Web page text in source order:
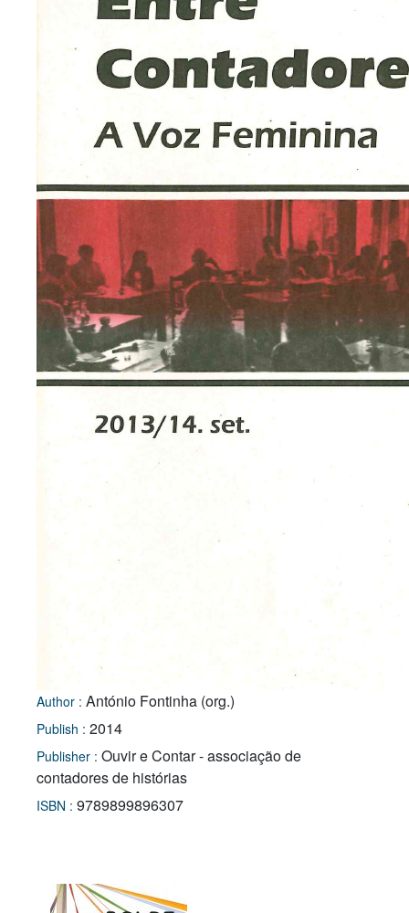
Author : António Fontinha (org.)
Publish : 2014
Publisher : Ouvir e Contar - associação de
contadores de histórias
ISBN : 9789899896307